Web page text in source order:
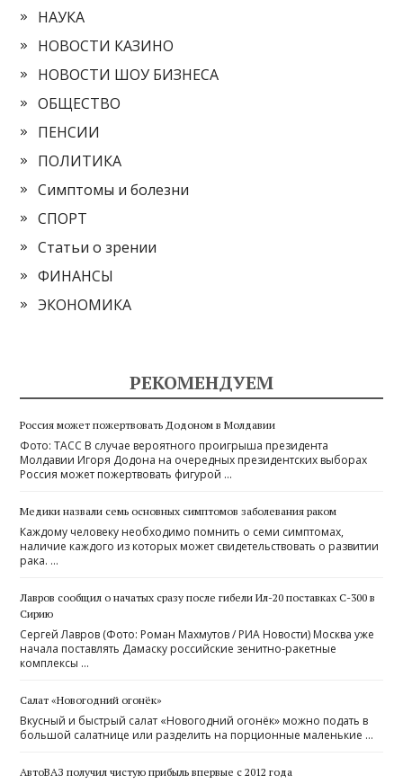
НАУКА
НОВОСТИ КАЗИНО
НОВОСТИ ШОУ БИЗНЕСА
ОБЩЕСТВО
ПЕНСИИ
ПОЛИТИКА
Симптомы и болезни
СПОРТ
Статьи о зрении
ФИНАНСЫ
ЭКОНОМИКА
РЕКОМЕНДУЕМ
Россия может пожертвовать Додоном в Молдавии
Фото: ТАСС В случае вероятного проигрыша президента
Молдавии Игоря Додона на очередных президентских выборах
Россия может пожертвовать фигурой …
Медики назвали семь основных симптомов заболевания раком
Каждому человеку необходимо помнить о семи симптомах,
наличие каждого из которых может свидетельствовать о развитии
рака. …
Лавров сообщил о начатых сразу после гибели Ил-20 поставках С-300 в
Сирию
Сергей Лавров (Фото: Роман Махмутов / РИА Новости) Москва уже
начала поставлять Дамаску российские зенитно-ракетные
комплексы …
Салат «Новогодний огонёк»
Вкусный и быстрый салат «Новогодний огонёк» можно подать в
большой салатнице или разделить на порционные маленькие …
АвтоВАЗ получил чистую прибыль впервые с 2012 года